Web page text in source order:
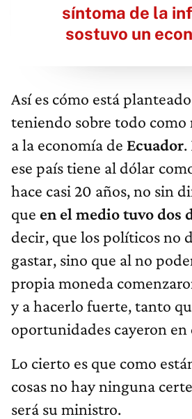
síntoma de la
sostuvo un
Así es cómo está
teniendo sobre todo como
a la economía de Ecuador.
ese país tiene al dólar
hace casi 20 años, no sin
que en el medio tuvo dos
decir, que los políticos no
gastar, sino que al no
propia moneda
y a hacerlo fuerte, tanto
oportunidades cayeron
Lo cierto es que como
cosas no hay ninguna
será su ministro.